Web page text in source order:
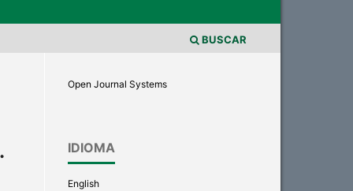
BUSCAR
Open Journal Systems
IDIOMA
English